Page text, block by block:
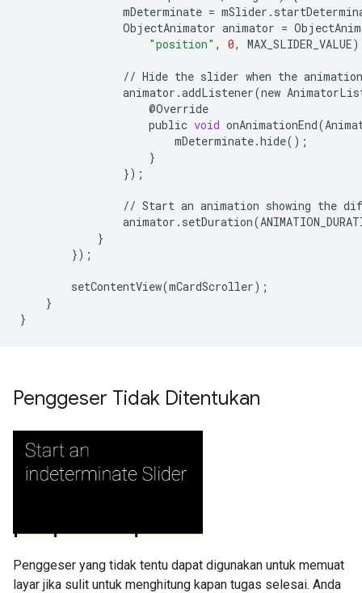
mDeterminate = mSlider .
ObjectAnimator animator =
"position" , 0, MAX_SLIDER_VALUE
// Hide the slider when the animation
animator .addListener(new
@Override
public void onAnimationEnd(
mDeterminate.hide();
}
});
// Start an animation showing the
animator . setDuration(
}
});
setContentView(mCardScroller);
}
}
Penggeser Tidak Ditentukan
Penggeser yang tidak tentu dapat digunakan untuk memuat
layar jika sulit untuk menghitung kapan tugas selesai. Anda